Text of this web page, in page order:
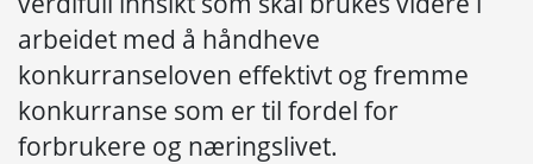
arbeidet med å håndheve
konkurranseloven effektivt og fremme
konkurranse som er til fordel for
forbrukere og næringslivet.